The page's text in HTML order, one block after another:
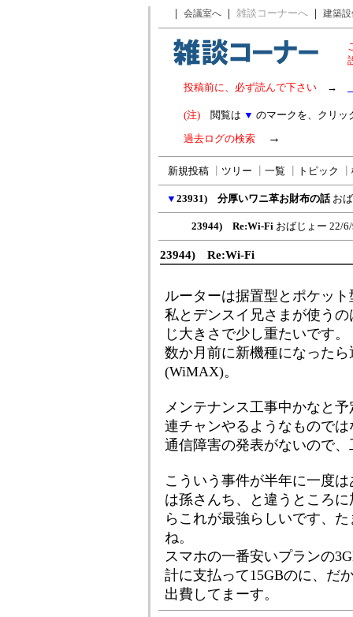
｜ 会議室へ ｜ 雑談コーナーへ ｜ 建築
投稿前に、必ず読んで下さい →
(注) 閲覧は ▼ のマークを、クリッ
過去ログの検索 →
新規投稿 ツリー 一覧 トピック
▼ 23931) 分厚いワニ革お財布の話 お
23944) Re:Wi-Fi おばじょー 22/
23944) Re:Wi-Fi
ルーターは据置型とポケッ
私とデンスイ兄さまが使う
じ大きさで少し重たいです。
数か月前に新機種になった
(WiMAX)。
メンテナンス工事中かなと
連チャンやるようなものでは
通信障害の発表がないので
こういう事件が半年に一度
は孫さんち、と違うところ
らこれが最強らしいです、
ね。
スマホの一番安いプランの
計に支払って15GBのに、だ
出費してまーす。